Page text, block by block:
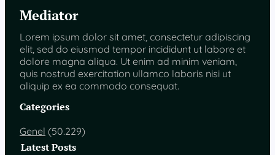
Mediator
Lorem ipsum dolor sit amet, consectetur adipiscing
elit, sed do eiusmod tempor incididunt ut labore et
dolore magna aliqua. Ut enim ad minim veniam,
quis nostrud exercitation ullamco laboris nisi ut
aliquip ex ea commodo consequat.
Categories
Genel (50.229)
Latest Posts